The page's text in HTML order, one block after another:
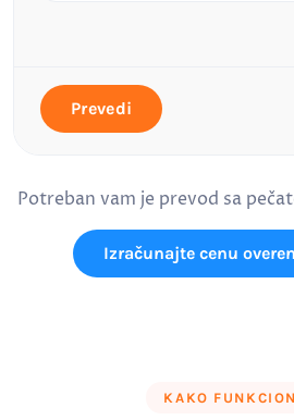
Prevedi
Potreban vam je prevod sa
Izračunajte cenu
KAKO